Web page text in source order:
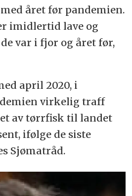
året før pandemien.
imidlertid lave og
var i fjor og året før,
april 2020, i
virkelig traff
av tørrfisk til landet
ifølge de siste
Sjømatråd.